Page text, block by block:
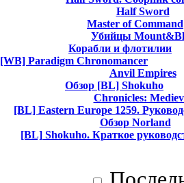
Half Sword
Master of Command
Убийцы
Корабли и флотилии
[WB] Paradigm Chronomancer
Anvil Empires
Обзор [BL] Shokuho
Chronicles:
[BL] Eastern Europe 1259.
Обзор Norland
[BL] Shokuho. Краткое